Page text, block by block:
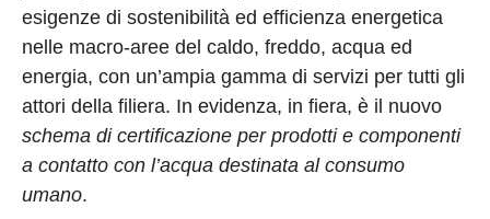
esigenze di sostenibilità ed efficienza energetica
nelle macro-aree del caldo, freddo, acqua ed
energia, con un’ampia gamma di servizi per tutti gli
attori della filiera. In evidenza, in fiera, è il nuovo
schema di certificazione per prodotti e componenti
a contatto con l’acqua destinata al consumo
umano.